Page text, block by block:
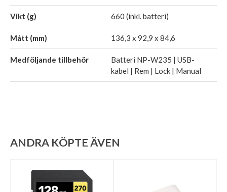
Vikt (g) 660 (inkl. batteri)
Mått (mm) 136,3 x 92,9 x 84,6
Medföljande tillbehör
Batteri NP-W235 | USB-
kabel | Rem | Lock | Manual
ANDRA KÖPTE ÄVEN